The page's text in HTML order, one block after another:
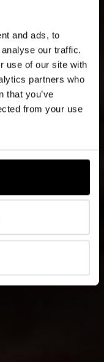
and ads, to
our traffic.
use of our site with
partners who
that you’ve
from your use